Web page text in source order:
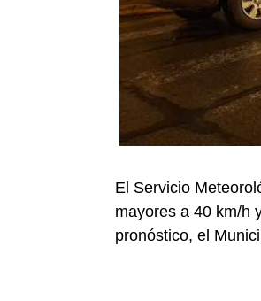
El Servicio
mayores a 40 km/h
pronóstico, el